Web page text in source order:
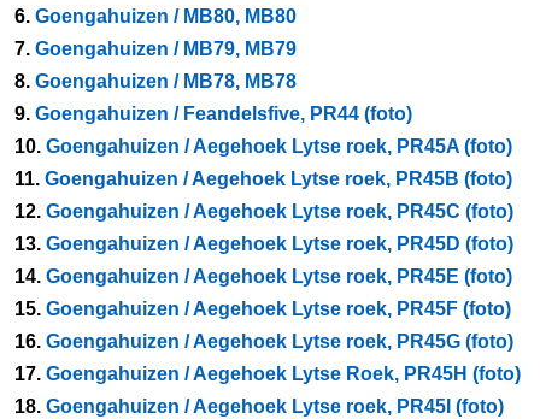
6. Goengahuizen / MB80, MB80
7. Goengahuizen / MB79, MB79
8. Goengahuizen / MB78, MB78
9. Goengahuizen / Feandelsfive, PR44 (foto)
10. Goengahuizen / Aegehoek Lytse roek, PR45A (foto)
11. Goengahuizen / Aegehoek Lytse roek, PR45B (foto)
12. Goengahuizen / Aegehoek Lytse roek, PR45C (foto)
13. Goengahuizen / Aegehoek Lytse roek, PR45D (foto)
14. Goengahuizen / Aegehoek Lytse roek, PR45E (foto)
15. Goengahuizen / Aegehoek Lytse roek, PR45F (foto)
16. Goengahuizen / Aegehoek Lytse roek, PR45G (foto)
17. Goengahuizen / Aegehoek Lytse Roek, PR45H (foto)
18. Goengahuizen / Aegehoek Lytse roek, PR45I (foto)